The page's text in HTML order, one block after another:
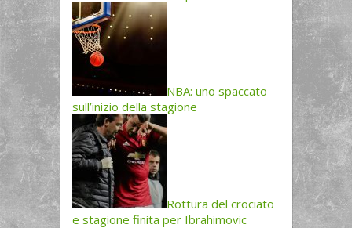
NBA: uno spaccato
sull’inizio della stagione
Rottura del crociato
e stagione finita per Ibrahimovic